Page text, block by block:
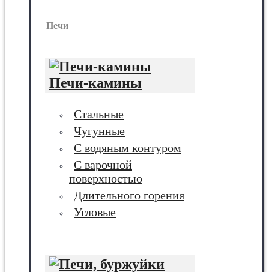
Печи
Печи-камины
Стальные
Чугунные
С водяным контуром
С варочной
поверхностью
Длительного горения
Угловые